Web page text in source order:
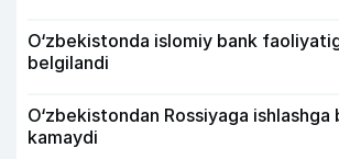
O‘zbekistonda islomiy bank
belgilandi
O‘zbekistondan Rossiyaga ishlashga
kamaydi